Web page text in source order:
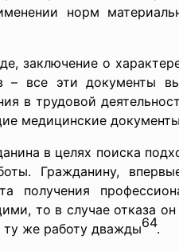
норм
заключение о
– все эти документы
в трудовой
медицинские
в целях поиска
Гражданину,
то в случае отказа он
ту же работу дважды64.